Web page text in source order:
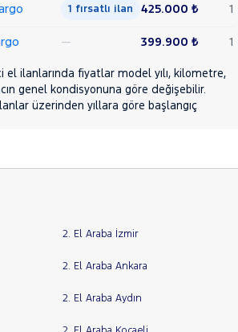
1 fırsatlı ilan 425.000 ₺ 1
— 399.900 ₺ 1
el ilanlarında fiyatlar model yılı, kilometre,
genel kondisyonuna göre değişebilir.
üzerinden yıllara göre başlangıç
2. El Araba İzmir
2. El Araba Ankara
2. El Araba Aydın